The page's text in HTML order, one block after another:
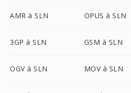
AMR à SLN OPUS à SLN
3GP à SLN GSM à SLN
OGV à SLN MOV à SLN